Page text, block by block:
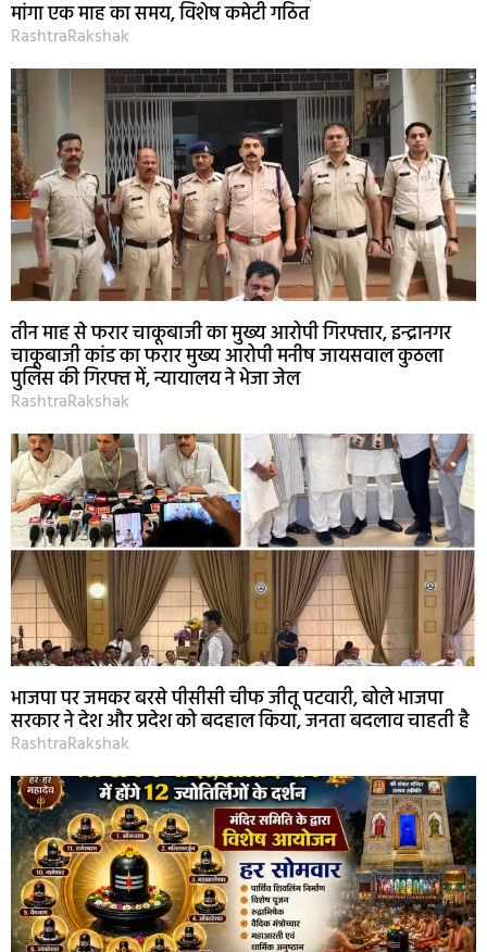
मांगा एक माह का समय, विशेष कमेटी गठित
RashtraRakshak
तीन माह से फरार चाकूबाजी का मुख्य आरोपी गिरफ्तार, इन्द्रानगर
चाकूबाजी कांड का फरार मुख्य आरोपी मनीष जायसवाल कुठला
पुलिस की गिरफ्त में, न्यायालय ने भेजा जेल
RashtraRakshak
भाजपा पर जमकर बरसे पीसीसी चीफ जीतू पटवारी, बोले भाजपा
सरकार ने देश और प्रदेश को बदहाल किया, जनता बदलाव चाहती है
RashtraRakshak